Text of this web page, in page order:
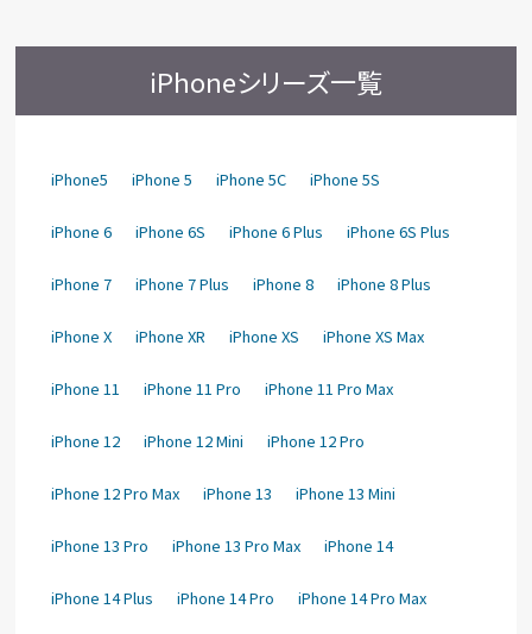
iPhoneシリーズ一覧
iPhone5 iPhone 5 iPhone 5C iPhone 5S
iPhone 6 iPhone 6S iPhone 6 Plus iPhone 6S Plus
iPhone 7 iPhone 7 Plus iPhone 8 iPhone 8 Plus
iPhone X iPhone XR iPhone XS iPhone XS Max
iPhone 11 iPhone 11 Pro iPhone 11 Pro Max
iPhone 12 iPhone 12 Mini iPhone 12 Pro
iPhone 12 Pro Max iPhone 13 iPhone 13 Mini
iPhone 13 Pro iPhone 13 Pro Max iPhone 14
iPhone 14 Plus iPhone 14 Pro iPhone 14 Pro Max